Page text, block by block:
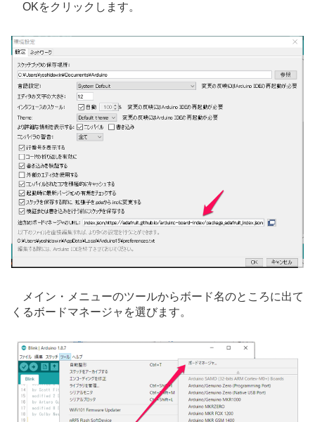
OKをクリックします。
メイン・メニューのツールからボード名のところに出て
くるボードマネージャを選びます。